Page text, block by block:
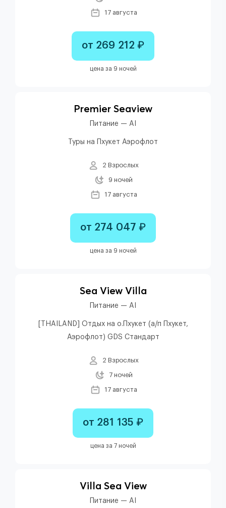
17 августа
от 269 212 ₽
цена за 9 ночей
Premier Seaview
Питание — AI
Туры на Пхукет Аэрофлот
2 Взрослых
9 ночей
17 августа
от 274 047 ₽
цена за 9 ночей
Sea View Villa
Питание — AI
[THAILAND] Отдых на о.Пхукет (а/п Пхукет,
Аэрофлот) GDS Стандарт
2 Взрослых
7 ночей
17 августа
от 281 135 ₽
цена за 7 ночей
Villa Sea View
Питание — AI